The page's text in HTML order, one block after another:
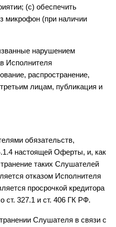
(c) обеспечить
микрофон (при наличии
нарушением
Исполнителя
распространение,
лицам, публикация и
обязательств,
настоящей Оферты, и, как
таких Слушателей
отказом Исполнителя
просрочкой кредитора
ст. 327.1 и ст. 406 ГК РФ.
Слушателя в связи с